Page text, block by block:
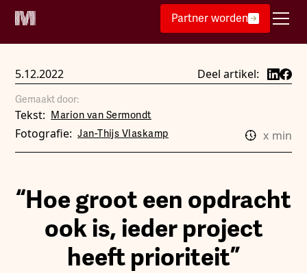
Partner worden
5.12.2022 Deel artikel:
Gemaakt door:
Tekst: Marion van Sermondt
Fotografie: Jan-Thijs Vlaskamp x min
“Hoe groot een opdracht
ook is, ieder project
heeft prioriteit”